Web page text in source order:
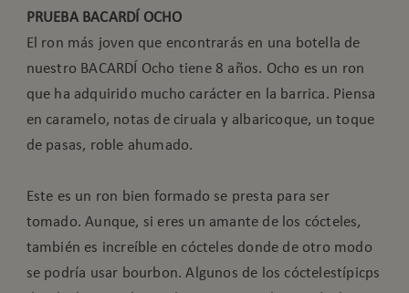
PRUEBA BACARDÍ OCHO
El ron más joven que encontrarás en una botella de
nuestro BACARDÍ Ocho tiene 8 años. Ocho es un ron
que ha adquirido mucho carácter en la barrica. Piensa
en caramelo, notas de ciruala y albaricoque, un toque
de pasas, roble ahumado.
Este es un ron bien formado se presta para ser
tomado. Aunque, si eres un amante de los cócteles,
también es increíble en cócteles donde de otro modo
se podría usar bourbon. Algunos de los cóctelestípicps